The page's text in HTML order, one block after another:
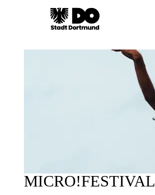
MICRO!FESTIVAL